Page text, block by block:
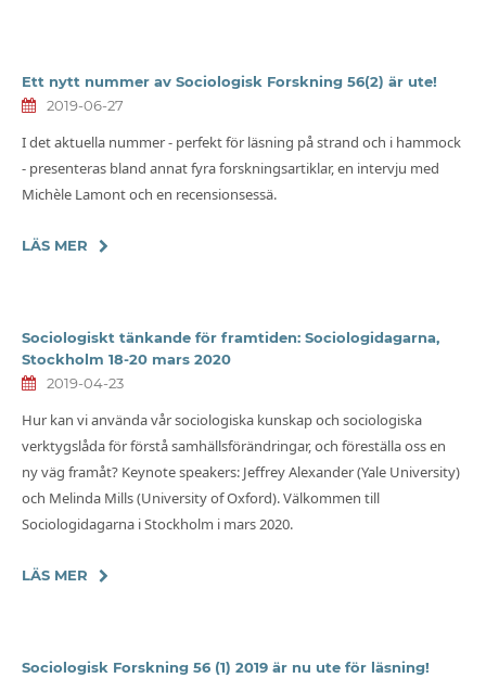
Ett nytt nummer av Sociologisk Forskning 56(2) är ute!
2019-06-27
I det aktuella nummer - perfekt för läsning på strand och i hammock
- presenteras bland annat fyra forskningsartiklar, en intervju med
Michèle Lamont och en recensionsessä.
LÄS MER
Sociologiskt tänkande för framtiden: Sociologidagarna,
Stockholm 18-20 mars 2020
2019-04-23
Hur kan vi använda vår sociologiska kunskap och sociologiska
verktygslåda för förstå samhällsförändringar, och föreställa oss en
ny väg framåt? Keynote speakers: Jeffrey Alexander (Yale University)
och Melinda Mills (University of Oxford). Välkommen till
Sociologidagarna i Stockholm i mars 2020.
LÄS MER
Sociologisk Forskning 56 (1) 2019 är nu ute för läsning!